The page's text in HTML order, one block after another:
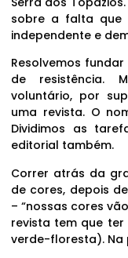
sobre a falta que
independente e
Resolvemos
de resistência.
voluntário, por
uma revista. O
Dividimos as
editorial também.
Correr atrás da
de cores, depois
– “nossas cores
revista tem que
verde-floresta). Na